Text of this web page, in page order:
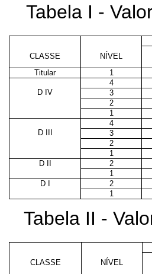
Tabela I -
CLASSE NÍVEL
Titular
1
4
D IV
3
2
1
4
D III
3
2
1
D II
2
1
D I
2
1
Tabela II -
CLASSE NÍVEL